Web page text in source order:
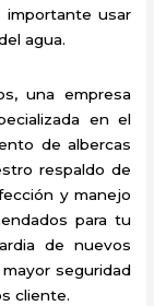
importante usar
agua.
una empresa
en el
de albercas
respaldo de
y manejo
para tu
de nuevos
seguridad
cliente.